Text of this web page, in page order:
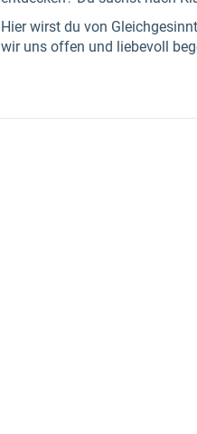
Hier wirst du von
wir uns offen und liebevoll